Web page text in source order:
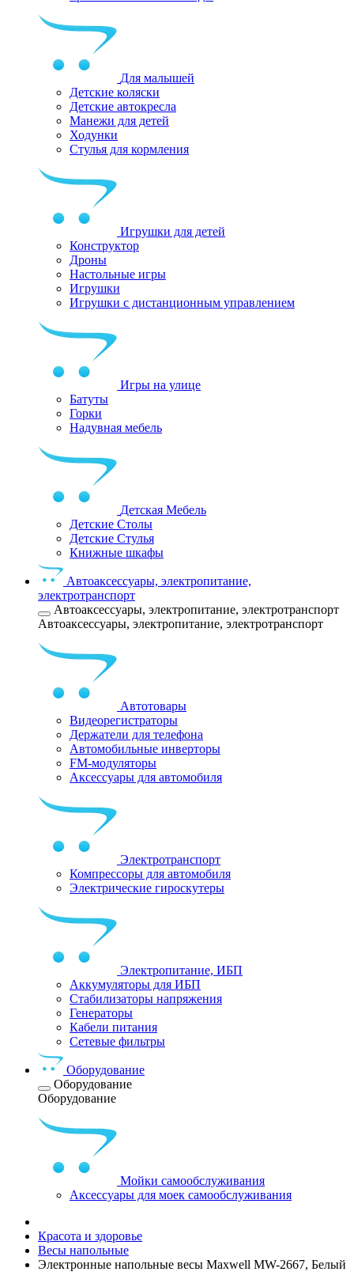
Для малышей
Детские коляски
Детские автокресла
Манежи для детей
Ходунки
Стулья для кормления
Игрушки для детей
Конструктор
Дроны
Настольные игры
Игрушки
Игрушки c дистанционным управлением
Игры на улице
Батуты
Горки
Надувная мебель
Детская Мебель
Детские Столы
Детские Стулья
Книжные шкафы
Автоаксессуары, электропитание,
электротранспорт
Автоаксессуары, электропитание, электротранспорт
Автоаксессуары, электропитание, электротранспорт
Автотовары
Видеорегистраторы
Держатели для телефона
Автомобильные инверторы
FM-модуляторы
Аксессуары для автомобиля
Электротранспорт
Компрессоры для автомобиля
Электрические гироскутеры
Электропитание, ИБП
Аккумуляторы для ИБП
Стабилизаторы напряжения
Генераторы
Кабели питания
Сетевые фильтры
Оборудование
Оборудование
Оборудование
Мойки самообслуживания
Аксессуары для моек самообслуживания
Красота и здоровье
Весы напольные
Электронные напольные весы Maxwell MW-2667, Белый